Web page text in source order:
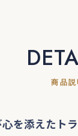
商品説
を添えたト